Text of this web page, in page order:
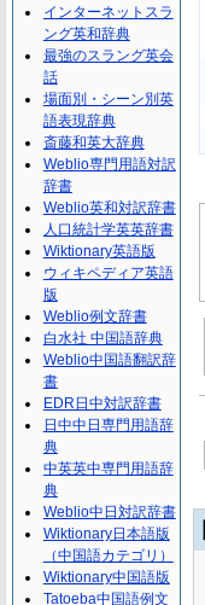
インターネットスラ
ング英和辞典
最強のスラング英会
話
場面別・シーン別英
語表現辞典
斎藤和英大辞典
Weblio専門用語対訳
辞書
Weblio英和対訳辞書
人口統計学英英辞書
Wiktionary英語版
ウィキペディア英語
版
Weblio例文辞書
白水社 中国語辞典
Weblio中国語翻訳辞
書
EDR日中対訳辞書
日中中日専門用語辞
典
中英英中専門用語辞
典
Weblio中日対訳辞書
Wiktionary日本語版
（中国語カテゴリ）
Wiktionary中国語版
Tatoeba中国語例文